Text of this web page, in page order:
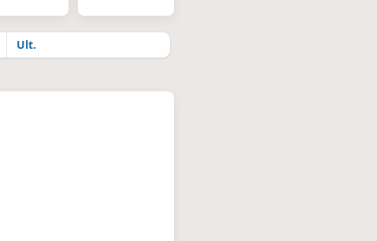
Ult.